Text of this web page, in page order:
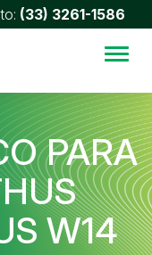
(33) 3261-1586
PARA
W14